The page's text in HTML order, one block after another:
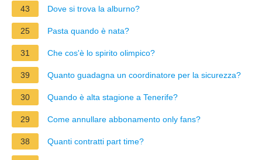
43 Dove si trova la alburno?
25 Pasta quando è nata?
31 Che cos'è lo spirito olimpico?
39 Quanto guadagna un coordinatore per la sicurezza?
30 Quando è alta stagione a Tenerife?
29 Come annullare abbonamento only fans?
38 Quanti contratti part time?